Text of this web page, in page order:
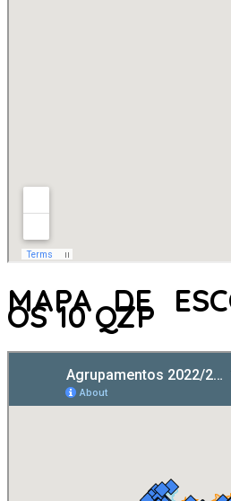
MAPA DE
OS 10 QZP